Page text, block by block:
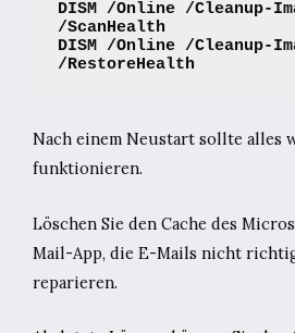
DISM /Online /Cleanup-
/ScanHealth
DISM /Online /Cleanup-
/RestoreHealth
Nach einem Neustart sollte alles
funktionieren.
Löschen Sie den Cache des
Mail-App, die E-Mails nicht
reparieren.